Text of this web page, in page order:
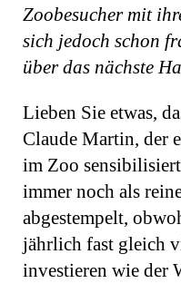
Zoobesucher mit
sich jedoch schon
über das nächste
Lieben Sie etwas,
Claude Martin, der
im Zoo
immer noch als
abgestempelt,
jährlich fast gleich
investieren wie der